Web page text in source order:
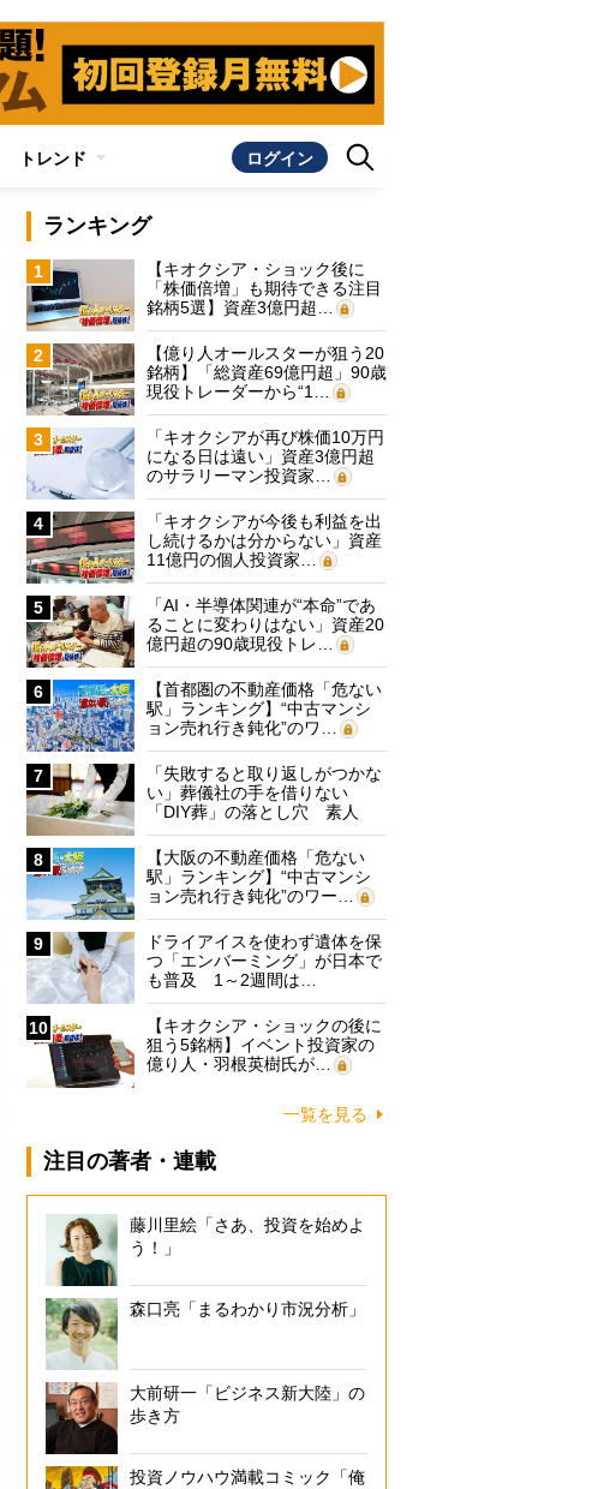
トレンド ログイン
ランキング
1
【キオクシア・ショック後に
「株価倍増」も期待できる注目
銘柄5選】資産3億円超…
2
【億り人オールスターが狙う20
銘柄】「総資産69億円超」90歳
現役トレーダーから“1…
3
「キオクシアが再び株価10万円
になる日は遠い」資産3億円超
のサラリーマン投資家…
4
「キオクシアが今後も利益を出
し続けるかは分からない」資産
11億円の個人投資家…
5
「AI・半導体関連が“本命”であ
ることに変わりはない」資産20
億円超の90歳現役トレ…
6
【首都圏の不動産価格「危ない
駅」ランキング】“中古マンシ
ョン売れ行き鈍化”のワ…
7
「失敗すると取り返しがつかな
い」葬儀社の手を借りない
「DIY葬」の落とし穴 素人
に…
8
【大阪の不動産価格「危ない
駅」ランキング】“中古マンシ
ョン売れ行き鈍化”のワー…
9
ドライアイスを使わず遺体を保
つ「エンバーミング」が日本で
も普及 1～2週間は…
10
【キオクシア・ショックの後に
狙う5銘柄】イベント投資家の
億り人・羽根英樹氏が…
一覧を見る
注目の著者・連載
藤川里絵「さあ、投資を始めよ
う！」
森口亮「まるわかり市況分析」
大前研一「ビジネス新大陸」の
歩き方
投資ノウハウ満載コミック「俺